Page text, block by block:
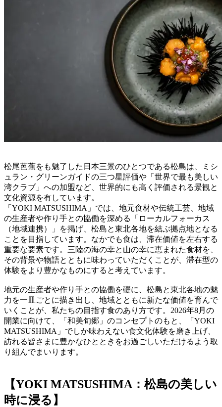
松尾芭蕉をも魅了した日本三景のひとつである松島は、ミシ
ュラン・グリーンガイドの三つ星評価や「世界で最も美しい
湾クラブ」への加盟など、世界的にも高く評価される景観と
文化資源を有しています。
「YOKI MATSUSHIMA」では、地元食材や伝統工芸、地域
の生産者や作り手との協働を深める「ローカルフォーカス
（地域連携）」を掲げ、松島と東北各地を結ぶ拠点地となる
ことを目指しています。なかでも食は、滞在価値を左右する
重要な要素です。三陸の海の幸と山の幸に恵まれた食材を、
その背景や物語とともに味わっていただくことが、滞在型の
体験をより豊かなものにすると考えています。
地元の生産者や作り手との協働を礎に、松島と東北各地の魅
力を一皿ごとに描き出し、地域とともに新たな価値を育んで
いくことが、私たちの目指す食のあり方です。2026年8月の
開業に向けて、「和美旬郷」のコンセプトのもと、「YOKI
MATSUSHIMA」でしか味わえない食文化体験を磨き上げ、
訪れる皆さまに豊かなひとときをお過ごしいただけるよう取
り組んでまいります。
【YOKI MATSUSHIMA：松島の美しい
時に浸る】